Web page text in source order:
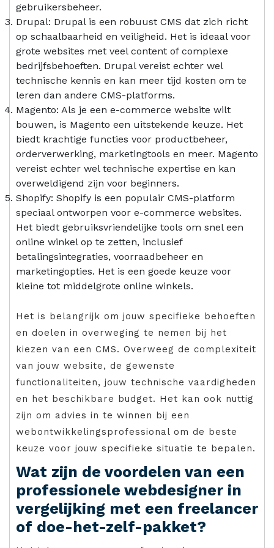
gebruikersbeheer.
Drupal: Drupal is een robuust CMS dat zich richt
op schaalbaarheid en veiligheid. Het is ideaal voor
grote websites met veel content of complexe
bedrijfsbehoeften. Drupal vereist echter wel
technische kennis en kan meer tijd kosten om te
leren dan andere CMS-platforms.
Magento: Als je een e-commerce website wilt
bouwen, is Magento een uitstekende keuze. Het
biedt krachtige functies voor productbeheer,
orderverwerking, marketingtools en meer. Magento
vereist echter wel technische expertise en kan
overweldigend zijn voor beginners.
Shopify: Shopify is een populair CMS-platform
speciaal ontworpen voor e-commerce websites.
Het biedt gebruiksvriendelijke tools om snel een
online winkel op te zetten, inclusief
betalingsintegraties, voorraadbeheer en
marketingopties. Het is een goede keuze voor
kleine tot middelgrote online winkels.
Het is belangrijk om jouw specifieke behoeften
en doelen in overweging te nemen bij het
kiezen van een CMS. Overweeg de complexiteit
van jouw website, de gewenste
functionaliteiten, jouw technische vaardigheden
en het beschikbare budget. Het kan ook nuttig
zijn om advies in te winnen bij een
webontwikkelingsprofessional om de beste
keuze voor jouw specifieke situatie te bepalen.
Wat zijn de voordelen van een
professionele webdesigner in
vergelijking met een freelancer
of doe-het-zelf-pakket?